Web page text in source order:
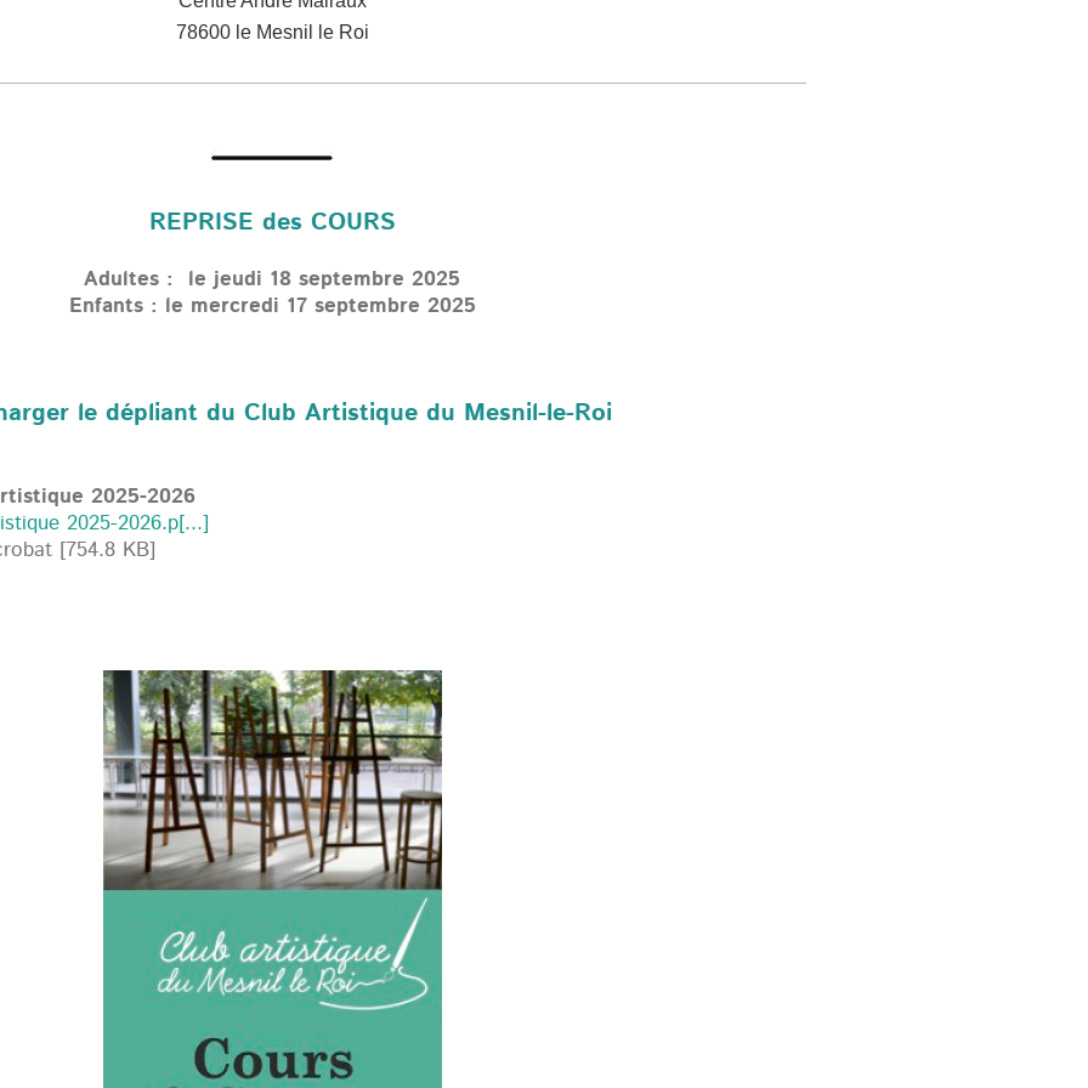
78600 le Mesnil le Roi
REPRISE des COURS
Adultes : le jeudi 18 septembre 2025
Enfants : le mercredi 17 septembre 2025
le dépliant du Club Artistique du Mesnil-le-Roi
2025-2026
2025-2026.p[...]
[754.8 KB]